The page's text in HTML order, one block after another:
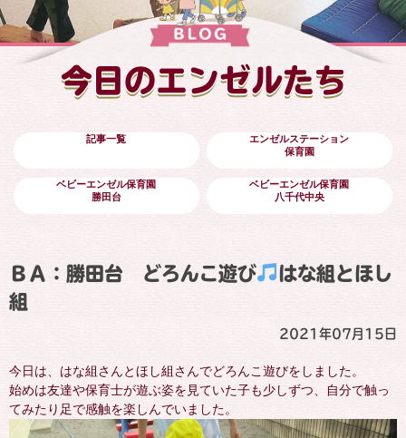
今日のエンゼルたち
記事一覧
エンゼルステーション
保育園
ベビーエンゼル保育園
勝田台
ベビーエンゼル保育園
八千代中央
ＢＡ：勝田台 どろんこ遊び
はな組とほし
組
2021年07月15日
今日は、はな組さんとほし組さんでどろんこ遊びをしました。
始めは友達や保育士が遊ぶ姿を見ていた子も少しずつ、自分で触っ
てみたり足で感触を楽しんでいました。